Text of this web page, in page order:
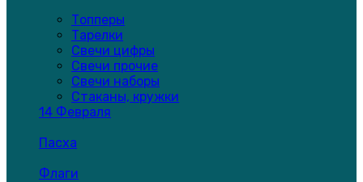
Топперы
Тарелки
Свечи цифры
Свечи прочие
Свечи наборы
Стаканы, кружки
14 Февраля
Пасха
Флаги